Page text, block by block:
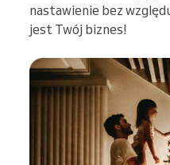
nastawienie bez
jest Twój biznes!